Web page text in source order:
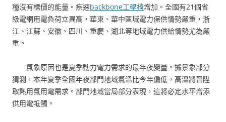
種沒有標價的能量。疾速backbone工學椅增加。全國有21個省
級電網用電負荷立異高，華東、華中區域電力保供情勢嚴重，浙
江、江蘇、安徽、四川、重慶、湖北等地域電力供給情勢尤為嚴
重。
氣象原因也是夏季動力電力需求的最年夜變量。據景象部分
猜測，本年夏季全國年夜部門地域氣溫比今年偏低，高溫將晉陞
取熱用氣用電需求。部門地域當局部分表現，這將必定水平增添
供用電牴觸。